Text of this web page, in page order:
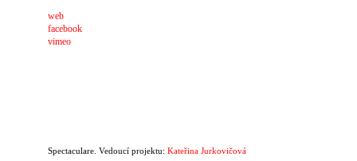
web
facebook
vimeo
Spectaculare. Vedoucí projektu: Kateřina Jurkovičová